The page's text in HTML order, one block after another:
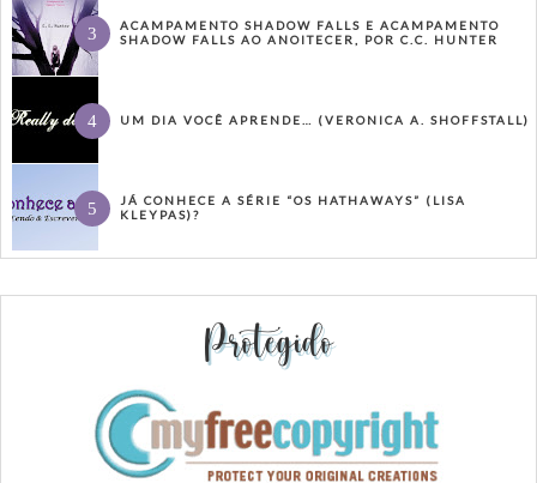
ACAMPAMENTO SHADOW FALLS E ACAMPAMENTO
SHADOW FALLS AO ANOITECER, POR C.C. HUNTER
UM DIA VOCÊ APRENDE… (VERONICA A. SHOFFSTALL)
JÁ CONHECE A SÉRIE “OS HATHAWAYS” (LISA
KLEYPAS)?
Protegido